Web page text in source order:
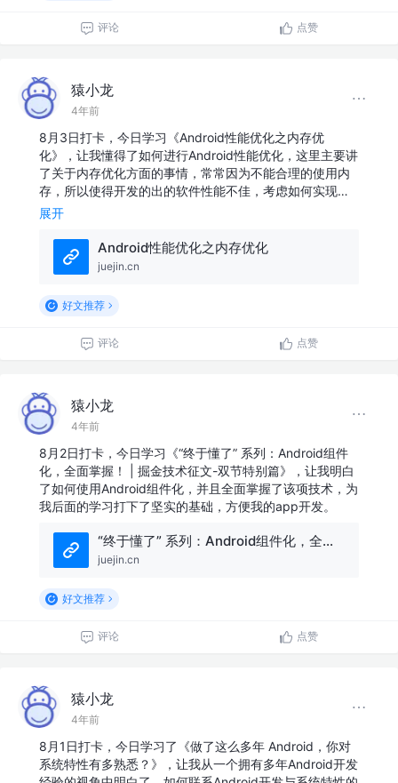
评论 点赞
猿小龙
4年前
8月3日打卡，今日学习《Android性能优化之内存优
化》，让我懂得了如何进行Android性能优化，这里主要讲
了关于内存优化方面的事情，常常因为不能合理的使用内
存，所以使得开发的出的软件性能不佳，考虑如何实现…
展开
Android性能优化之内存优化
juejin.cn
好文推荐
评论 点赞
猿小龙
4年前
8月2日打卡，今日学习《“终于懂了” 系列：Android组件
化，全面掌握！ | 掘金技术征文-双节特别篇》，让我明白
了如何使用Android组件化，并且全面掌握了该项技术，为
我后面的学习打下了坚实的基础，方便我的app开发。
“终于懂了” 系列：Android组件化，全面掌握！ | 掘金技术征文-双节特别篇
juejin.cn
好文推荐
评论 点赞
猿小龙
4年前
8月1日打卡，今日学习了《做了这么多年 Android，你对
系统特性有多熟悉？》，让我从一个拥有多年Android开发